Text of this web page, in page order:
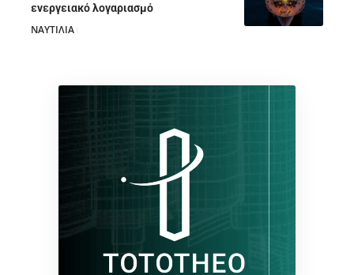
ενεργειακό λογαριασμό
ΝΑΥΤΙΛΙΑ